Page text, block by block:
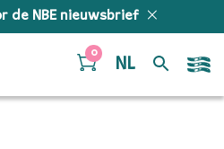
de NBE nieuwsbrief
0
NL